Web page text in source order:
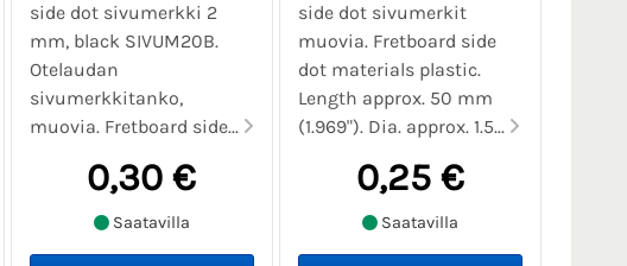
side dot sivumerkki 2
mm, black SIVUM20B.
Otelaudan
sivumerkkitanko,
muovia. Fretboard side...
0,30 €
Saatavilla
side dot sivumerkit
muovia. Fretboard side
dot materials plastic.
Length approx. 50 mm
(1.969"). Dia. approx. 1.5...
0,25 €
Saatavilla